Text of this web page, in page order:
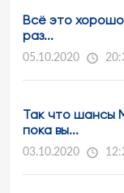
Всё это
раз...
05.10.2020
Так что шансы
пока вы...
03.10.2020